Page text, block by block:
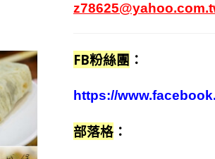
FB粉絲團 ：
https://
部落格 ：